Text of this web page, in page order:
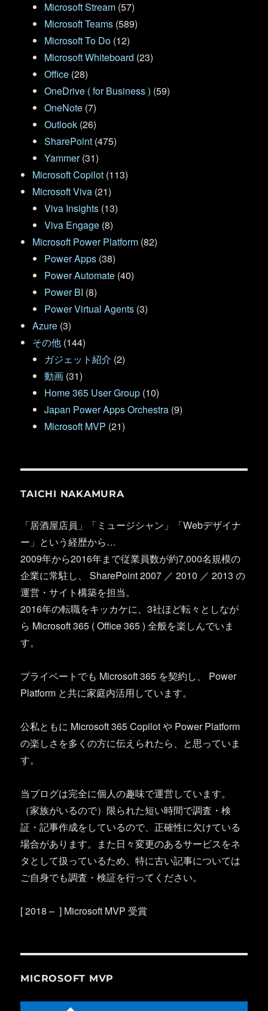
Microsoft Stream (57)
Microsoft Teams (589)
Microsoft To Do (12)
Microsoft Whiteboard (23)
Office (28)
OneDrive ( for Business ) (59)
OneNote (7)
Outlook (26)
SharePoint (475)
Yammer(31)
Microsoft Copilot (113)
Microsoft Viva (21)
Viva Insights (13)
Viva Engage (8)
Microsoft Power Platform (82)
Power Apps (38)
Power Automate (40)
Power BI (8)
Power Virtual Agents (3)
Azure (3)
その他 (144)
ガジェット紹介 (2)
動画 (31)
Home 365 User Group (10)
Japan Power Apps Orchestra (9)
Microsoft MVP (21)
TAICHI NAKAMURA
「居酒屋店員」「ミュージシャン」「Webデザイナ
ー」という経歴から…
2009年から2016年まで従業員数が約7,000名規模の
企業に常駐し、 SharePoint 2007 ／ 2010 ／ 2013 の
運営・サイト構築を担当。
2016年の転職をキッカケに、3社ほど転々としなが
ら Microsoft 365 ( Office 365 ) 全般を楽しんでいま
す。
プライベートでも Microsoft 365 を契約し、 Power
Platform と共に家庭内活用しています。
公私ともに Microsoft 365 Copilot や Power Platform
の楽しさを多くの方に伝えられたら、と思っていま
す。
当ブログは完全に個人の趣味で運営しています。
（家族がいるので）限られた短い時間で調査・検
証・記事作成をしているので、正確性に欠けている
場合があります。また日々変更のあるサービスをネ
タとして扱っているため、特に古い記事については
ご自身でも調査・検証を行ってください。
[ 2018 – ] Microsoft MVP 受賞
MICROSOFT MVP